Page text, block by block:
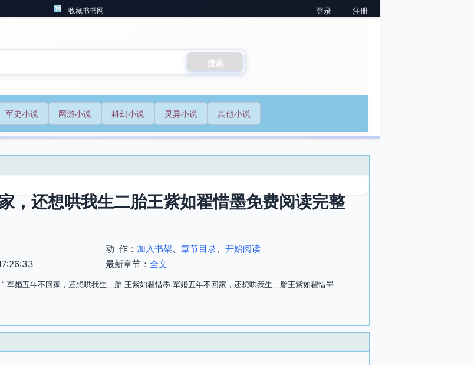
收藏书书网 登录 注册
搜索
军史小说 网游小说 科幻小说 灵异小说 其他小说
，还想哄我生二胎王紫如翟惜墨免费阅读完整
动 作： 加入书架、 章节目录、 开始阅读
最新章节： 全文
军婚五年不回家，还想哄我生二胎 王紫如翟惜墨 军婚五年不回家，还想哄我生二胎王紫如翟惜墨